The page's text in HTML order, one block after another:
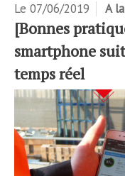
Le 07/06/2019 A
[Bonnes
smartphone
temps réel